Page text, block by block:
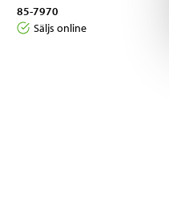
85-7970
Säljs online